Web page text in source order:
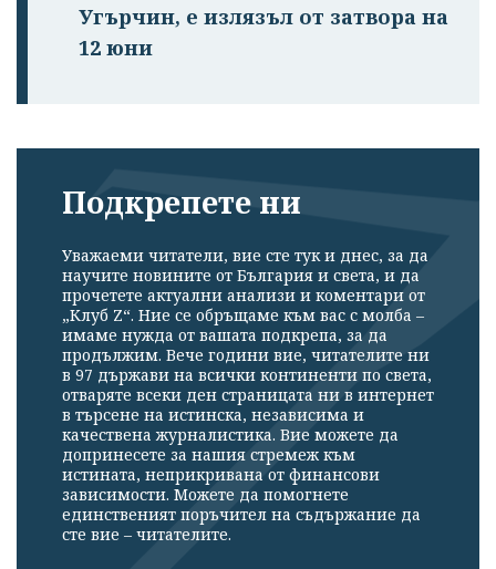
Угърчин, е излязъл от затвора на
12 юни
Подкрепете ни
Уважаеми читатели, вие сте тук и днес, за да
научите новините от България и света, и да
прочетете актуални анализи и коментари от
„Клуб Z“. Ние се обръщаме към вас с молба –
имаме нужда от вашата подкрепа, за да
продължим. Вече години вие, читателите ни
в 97 държави на всички континенти по света,
отваряте всеки ден страницата ни в интернет
в търсене на истинска, независима и
качествена журналистика. Вие можете да
допринесете за нашия стремеж към
истината, неприкривана от финансови
зависимости. Можете да помогнете
единственият поръчител на съдържание да
сте вие – читателите.